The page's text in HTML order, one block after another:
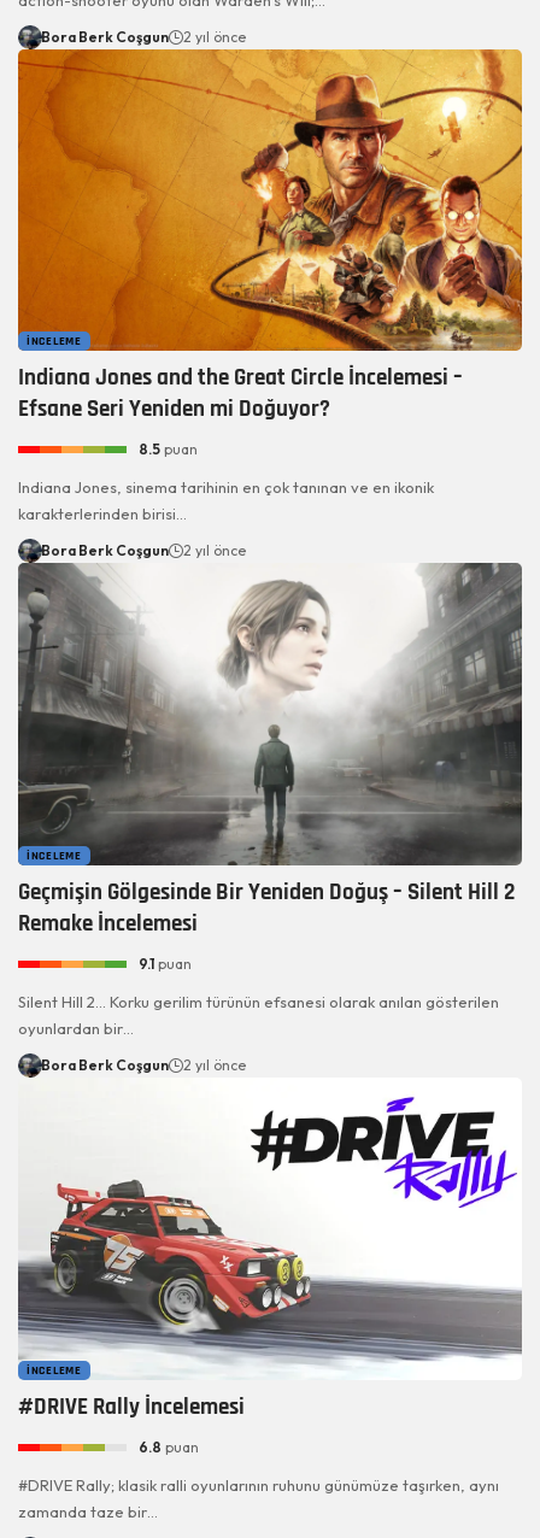
Bora Berk Coşgun 2 yıl önce
İNCELEME
Indiana Jones and the Great Circle İncelemesi –
Efsane Seri Yeniden mi Doğuyor?
8.5 puan
Indiana Jones, sinema tarihinin en çok tanınan ve en ikonik
karakterlerinden birisi…
Bora Berk Coşgun 2 yıl önce
İNCELEME
Geçmişin Gölgesinde Bir Yeniden Doğuş – Silent Hill 2
Remake İncelemesi
9.1 puan
Silent Hill 2... Korku gerilim türünün efsanesi olarak anılan gösterilen
oyunlardan bir…
Bora Berk Coşgun 2 yıl önce
İNCELEME
#DRIVE Rally İncelemesi
6.8 puan
#DRIVE Rally; klasik ralli oyunlarının ruhunu günümüze taşırken, aynı
zamanda taze bir…